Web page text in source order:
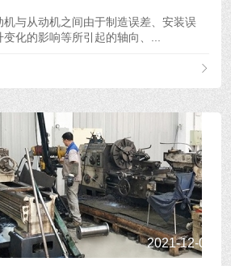
与从动机之间由于制造误差、安装误
化的影响等所引起的轴向、...
2021-12-03